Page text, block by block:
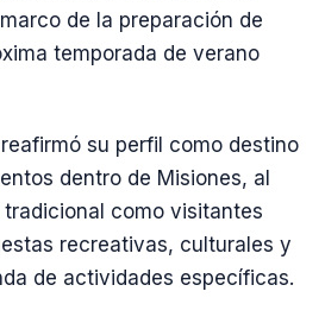
de la preparación de
temporada de verano
su perfil como destino
dentro de Misiones, al
como visitantes
recreativas, culturales y
de actividades específicas.